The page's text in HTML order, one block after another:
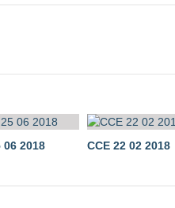
06 2018
CCE 22 02 2018